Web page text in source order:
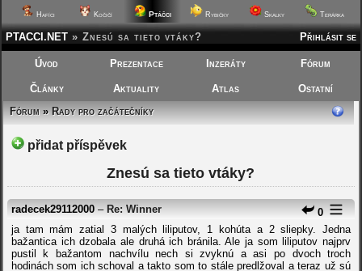
Hafíci Kočičí Ptáčci Rybičky Skalky Terárka
Přihlásit se
PTACCI.NET » Znesú sa tieto vtáky?
Úvod Prezentace Inzeráty Fórum
Články Aktuality Atlas
Ostatní
Fórum»Rady pro začátečníky
přidat příspěvek
Znesú sa tieto vtáky?
0
radecek29112000– Re: Winner
ja tam mám zatial 3 malých liliputov, 1 kohúta a 2 sliepky. Jedna
bažantica ich dzobala ale druhá ich bránila. Ale ja som liliputov najprv
pustil k bažantom nachvílu nech si zvyknú a asi po dvoch troch
hodinách som ich schoval a takto som to stále predlžoval a teraz už sú